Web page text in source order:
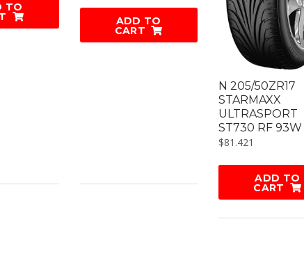
TO
ADD TO
CART
N 205/50ZR17
STARMAXX
ULTRASPORT
ST730 RF 93W
$81.421
ADD TO
CART